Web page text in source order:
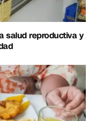
salud reproductiva y